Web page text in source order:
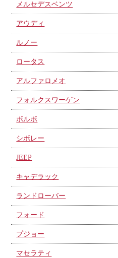
メルセデスベンツ
アウディ
ルノー
ロータス
アルファロメオ
フォルクスワーゲン
ボルボ
シボレー
JEEP
キャデラック
ランドローバー
フォード
プジョー
マセラティ